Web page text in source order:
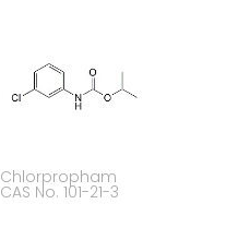
Chlorpropham
CAS No. 101-21-3